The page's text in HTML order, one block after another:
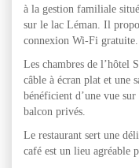
à la gestion familiale
sur le lac Léman. Il
connexion Wi-Fi gratuite.
Les chambres de l’hôtel
câble à écran plat et une
bénéficient d’une vue
balcon privés.
Le restaurant sert une
café est un lieu agréable